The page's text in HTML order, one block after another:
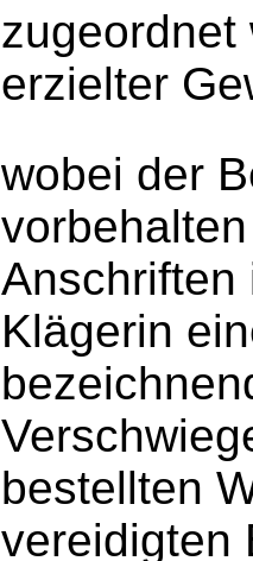
zugeordnet
erzielter
wobei der
Anschriften
Klägerin
bestellten
vereidigten